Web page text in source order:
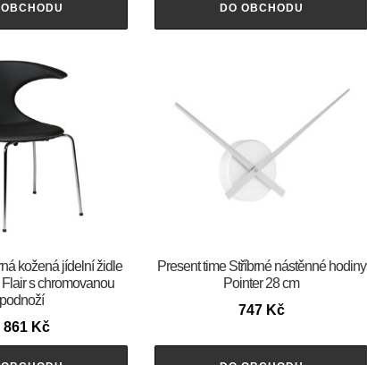
DO OBCHODU
kožená jídelní židle
s chromovanou
podnoží
861 Kč
Present time Stříbrné nástěnné hodiny
Pointer 28 cm
747 Kč